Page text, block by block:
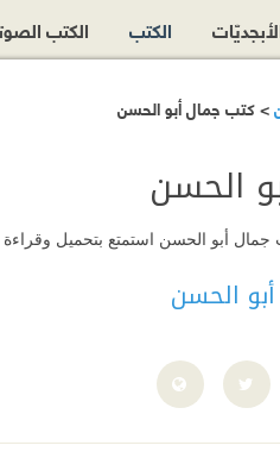
> كتب جمال أبو الحسن
الحسن
أبو الحسن استمتع بتحميل وقراءة
الحسن
الكتب الكتب